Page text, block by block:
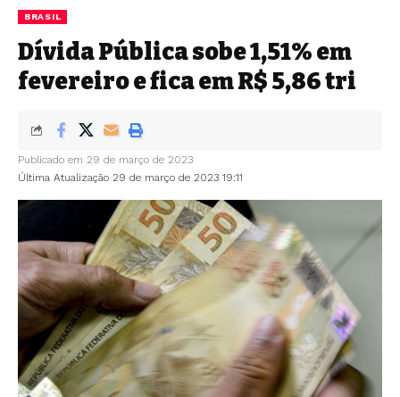
BRASIL
Dívida Pública sobe 1,51% em
fevereiro e fica em R$ 5,86 tri
Última Atualização 29 de março de 2023 19:11
Publicado em 29 de março de 2023